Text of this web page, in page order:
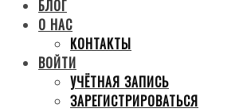
БЛОГ
О НАС
КОНТАКТЫ
ВОЙТИ
УЧЁТНАЯ ЗАПИСЬ
ЗАРЕГИСТРИРОВАТЬСЯ